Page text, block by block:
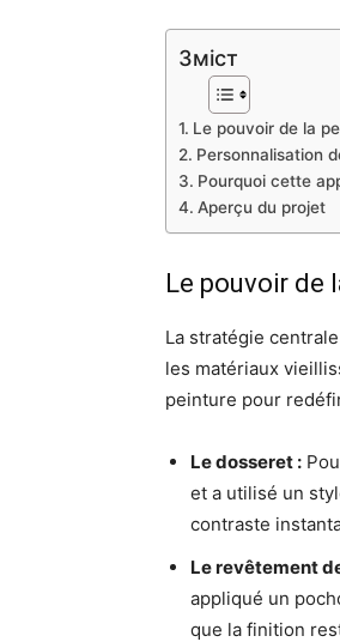
Зміст
Le pouvoir de la
Personnalisation
Pourquoi cette
Aperçu du projet
Le pouvoir de
La stratégie
les matériaux
peinture pour
Le dosseret :
et a utilisé un
contraste
Le revêtement
appliqué un
que la finition